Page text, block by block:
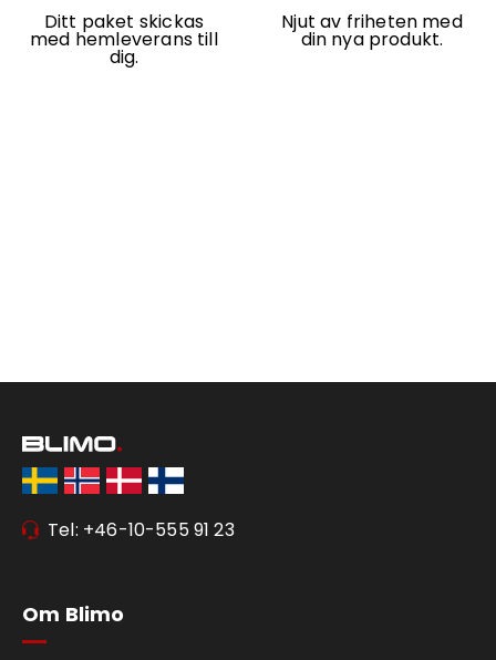
Ditt paket skickas
med hemleverans till
dig.
Njut av friheten med
din nya produkt.
Tel: +46-10-555 91 23
Om Blimo